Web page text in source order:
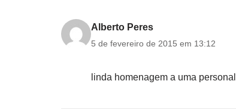
Alberto Peres
5 de fevereiro de 2015 em 13:12
linda homenagem a uma